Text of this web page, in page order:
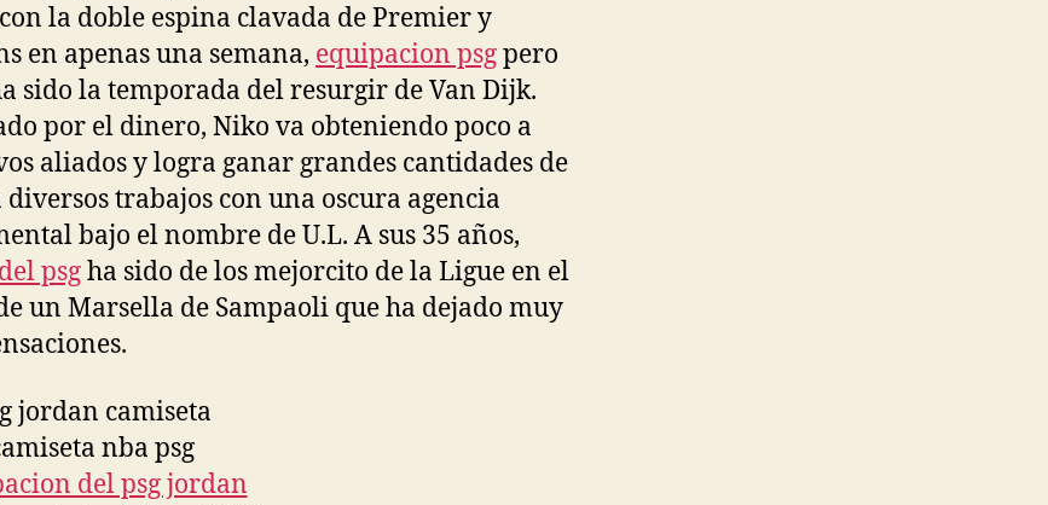
la doble espina clavada de Premier y
en apenas una semana, equipacion psgpero
sido la temporada del resurgir de Van Dijk.
por el dinero, Niko va obteniendo poco a
aliados y logra ganar grandes cantidades de
trabajos con una oscura agencia
bajo el nombre de U.L. A sus 35 años,
psgha sido de los mejorcito de la Ligue en el
un Marsella de Sampaoli que ha dejado muy